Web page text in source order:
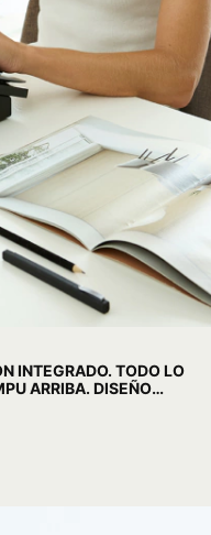
INTEGRADO. TODO LO
ARRIBA. DISEÑO